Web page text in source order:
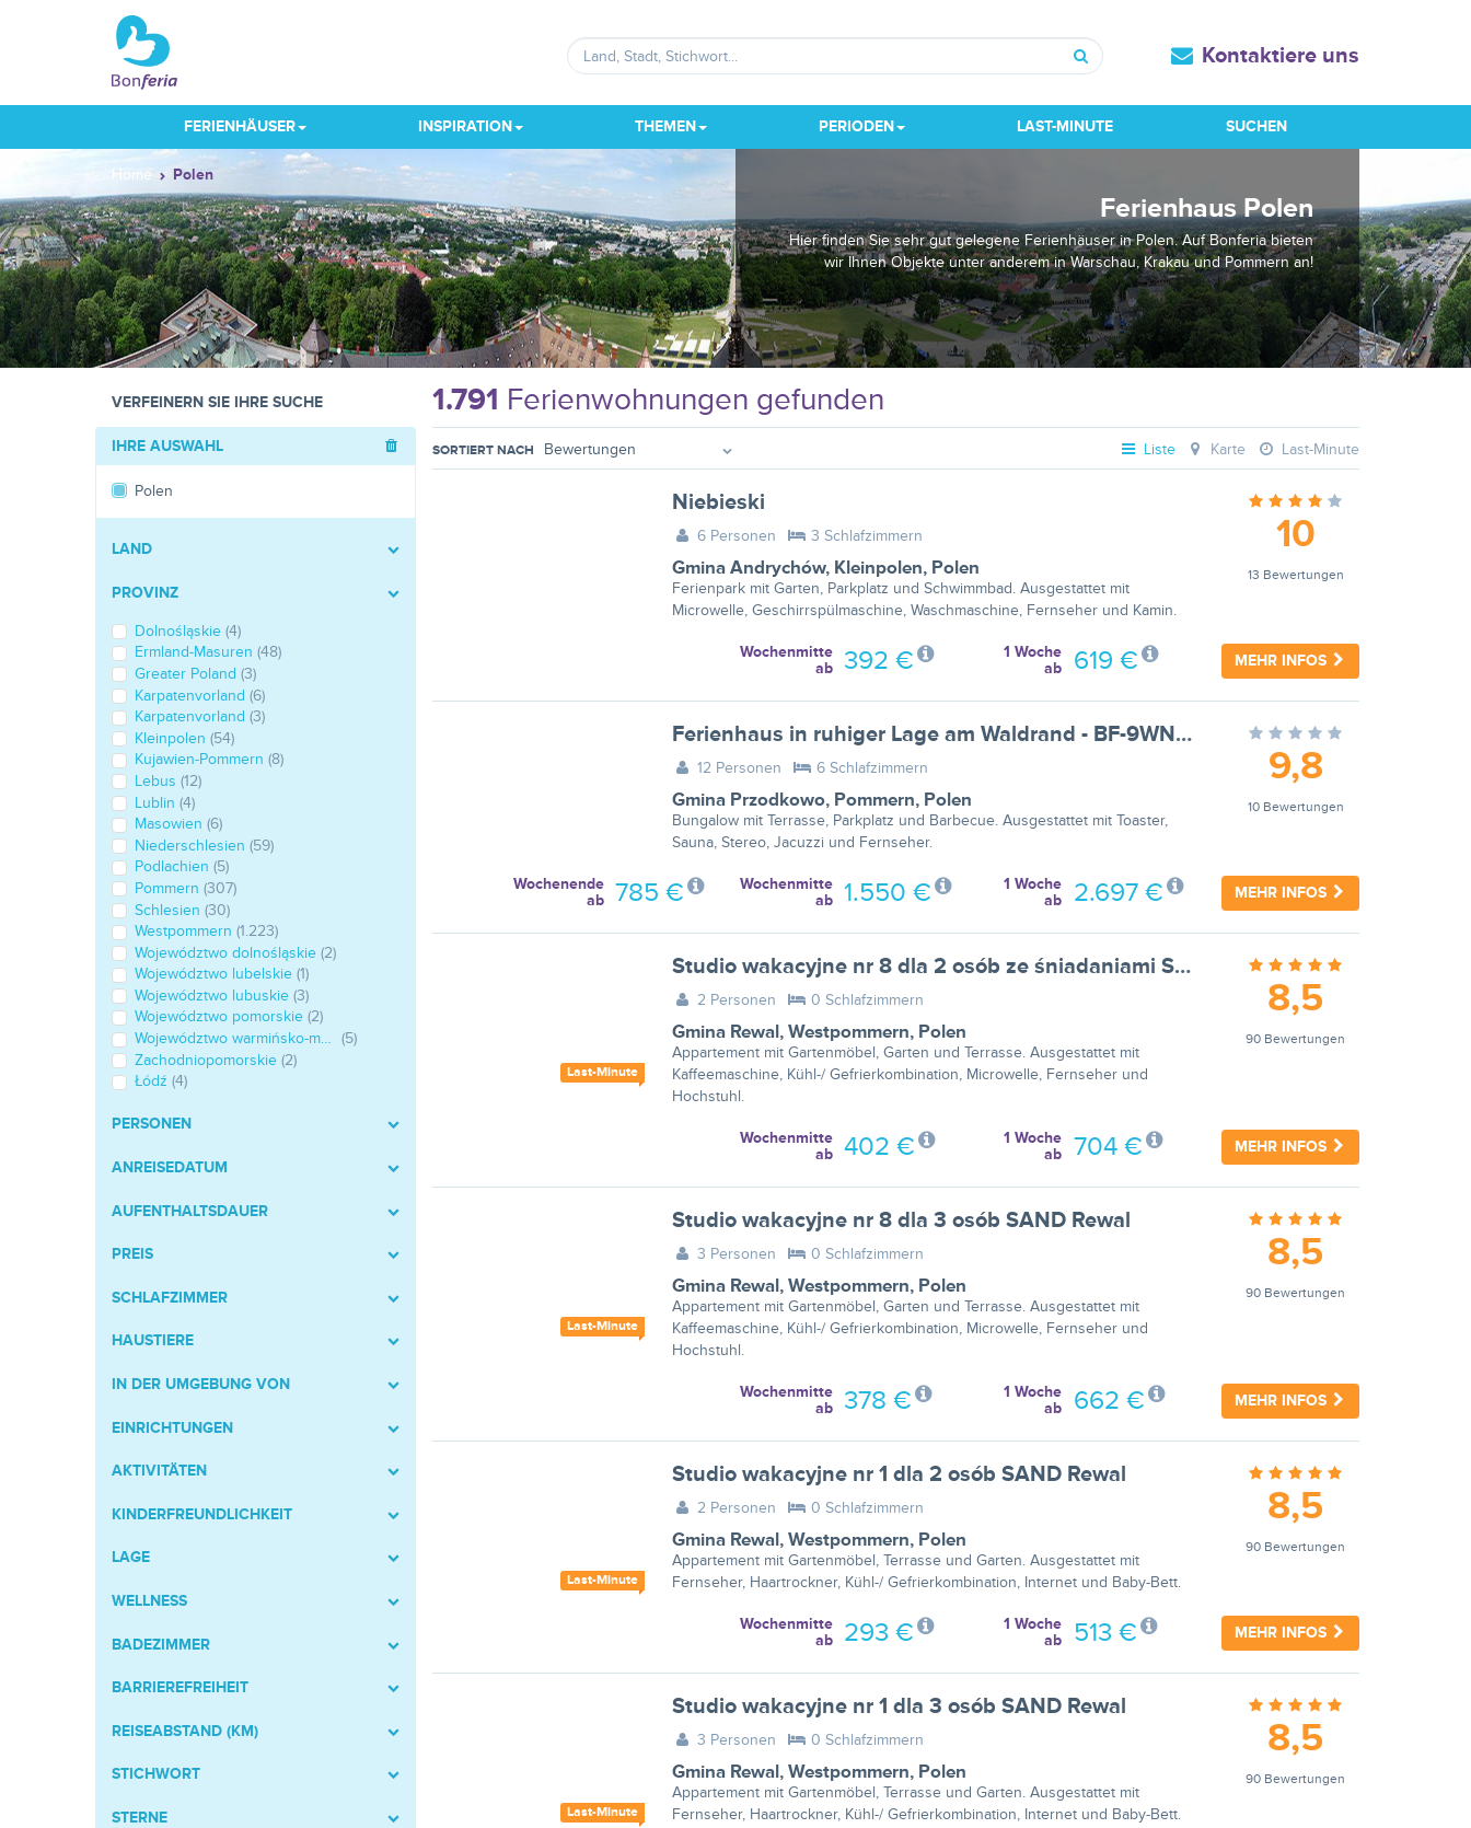
Suchen
Kontaktiere uns
FERIENHÄUSER INSPIRATION THEMEN PERIODEN LAST-MINUTE SUCHEN
Home Polen
Ferienhaus Polen
Hier finden Sie sehr gut gelegene Ferienhäuser in Polen. Auf Bonferia bieten
wir Ihnen Objekte unter anderem in Warschau, Krakau und Pommern an!
VERFEINERN SIE IHRE SUCHE 1.791 Ferienwohnungen gefunden
IHRE AUSWAHL
Polen
LAND
PROVINZ
Dolnośląskie (4)
Ermland-Masuren (48)
Greater Poland (3)
Karpatenvorland (6)
Karpatenvorland (3)
Kleinpolen (54)
Kujawien-Pommern (8)
Lebus (12)
Lublin (4)
Masowien (6)
Niederschlesien (59)
Podlachien (5)
Pommern (307)
Schlesien (30)
Westpommern (1.223)
Województwo dolnośląskie (2)
Województwo lubelskie (1)
Województwo lubuskie (3)
Województwo pomorskie (2)
Województwo warmińsko-mazurskie (5)
Zachodniopomorskie (2)
Łódź (4)
PERSONEN
ANREISEDATUM
AUFENTHALTSDAUER
PREIS
SCHLAFZIMMER
HAUSTIERE
IN DER UMGEBUNG VON
EINRICHTUNGEN
AKTIVITÄTEN
KINDERFREUNDLICHKEIT
LAGE
WELLNESS
BADEZIMMER
BARRIEREFREIHEIT
REISEABSTAND (KM)
STICHWORT
STERNE
SORTIERT NACH Liste Karte Last-Minute
Niebieski
6 Personen 3 Schlafzimmern
Gmina Andrychów, Kleinpolen, Polen
Ferienpark mit Garten, Parkplatz und Schwimmbad. Ausgestattet mit
Microwelle, Geschirrspülmaschine, Waschmaschine, Fernseher und Kamin.
10
13 Bewertungen
MEHR INFOS
1 Woche
ab
619 €
Wochenmitte
ab
392 €
Ferienhaus in ruhiger Lage am Waldrand - BF-9WNR5
12 Personen 6 Schlafzimmern
Gmina Przodkowo, Pommern, Polen
Bungalow mit Terrasse, Parkplatz und Barbecue. Ausgestattet mit Toaster,
Sauna, Stereo, Jacuzzi und Fernseher.
9,8
10 Bewertungen
MEHR INFOS
1 Woche
ab
2.697 €
Wochenmitte
ab
1.550 €
Wochenende
ab
785 €
Last-Minute
Studio wakacyjne nr 8 dla 2 osób ze śniadaniami SAND Rewal
2 Personen 0 Schlafzimmern
Gmina Rewal, Westpommern, Polen
Appartement mit Gartenmöbel, Garten und Terrasse. Ausgestattet mit
Kaffeemaschine, Kühl-/ Gefrierkombination, Microwelle, Fernseher und
Hochstuhl.
8,5
90 Bewertungen
MEHR INFOS
1 Woche
ab
704 €
Wochenmitte
ab
402 €
Last-Minute
Studio wakacyjne nr 8 dla 3 osób SAND Rewal
3 Personen 0 Schlafzimmern
Gmina Rewal, Westpommern, Polen
Appartement mit Gartenmöbel, Garten und Terrasse. Ausgestattet mit
Kaffeemaschine, Kühl-/ Gefrierkombination, Microwelle, Fernseher und
Hochstuhl.
8,5
90 Bewertungen
MEHR INFOS
1 Woche
ab
662 €
Wochenmitte
ab
378 €
Last-Minute
Studio wakacyjne nr 1 dla 2 osób SAND Rewal
2 Personen 0 Schlafzimmern
Gmina Rewal, Westpommern, Polen
Appartement mit Gartenmöbel, Terrasse und Garten. Ausgestattet mit
Fernseher, Haartrockner, Kühl-/ Gefrierkombination, Internet und Baby-Bett.
8,5
90 Bewertungen
MEHR INFOS
1 Woche
ab
513 €
Wochenmitte
ab
293 €
Last-Minute
Studio wakacyjne nr 1 dla 3 osób SAND Rewal
3 Personen 0 Schlafzimmern
Gmina Rewal, Westpommern, Polen
Appartement mit Gartenmöbel, Terrasse und Garten. Ausgestattet mit
Fernseher, Haartrockner, Kühl-/ Gefrierkombination, Internet und Baby-Bett.
8,5
90 Bewertungen